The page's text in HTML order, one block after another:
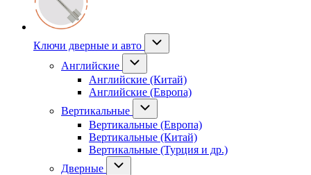
Ключи дверные и авто
Английские
Английские (Китай)
Английские (Европа)
Вертикальные
Вертикальные (Европа)
Вертикальные (Китай)
Вертикальные (Турция и др.)
Дверные